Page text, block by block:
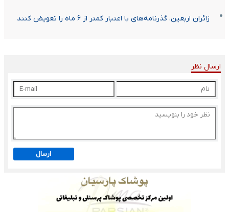
زائران اربعین، گذرنامه‌های با اعتبار کمتر از ۶ ماه را تعویض کنند
ارسال نظر
ارسال